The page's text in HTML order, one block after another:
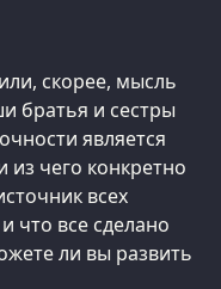
скорее, мысль
братья и сестры
является
из чего конкретно
всех
что все сделано
ли вы развить